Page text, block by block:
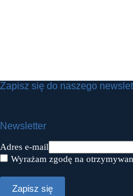
Zapisz się do naszego
Newsletter
Adres e-mail
Wyrażam zgodę na